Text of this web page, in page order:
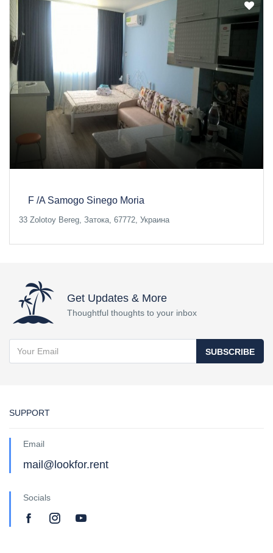
F /A Samogo Sinego Moria
33 Zolotoy Bereg, Затока, 67772, Украина
Get Updates & More
Thoughtful thoughts to your inbox
SUBSCRIBE
SUPPORT
Email
mail@lookfor.rent
Socials